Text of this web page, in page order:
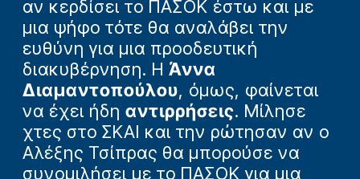
αν κερδίσει το ΠΑΣΟΚ έστω και με
μια ψήφο τότε θα αναλάβει την
ευθύνη για μια προοδευτική
διακυβέρνηση. Η Άννα
Διαμαντοπούλου, όμως, φαίνεται
να έχει ήδη αντιρρήσεις. Μίλησε
χτες στο ΣΚΑΙ και την ρώτησαν αν ο
Αλέξης Τσίπρας θα μπορούσε να
συνομιλήσει με το ΠΑΣΟΚ για μια